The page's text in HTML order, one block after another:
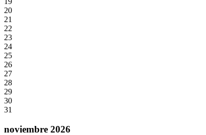
20
21
22
23
24
25
26
27
28
29
30
31
noviembre 2026